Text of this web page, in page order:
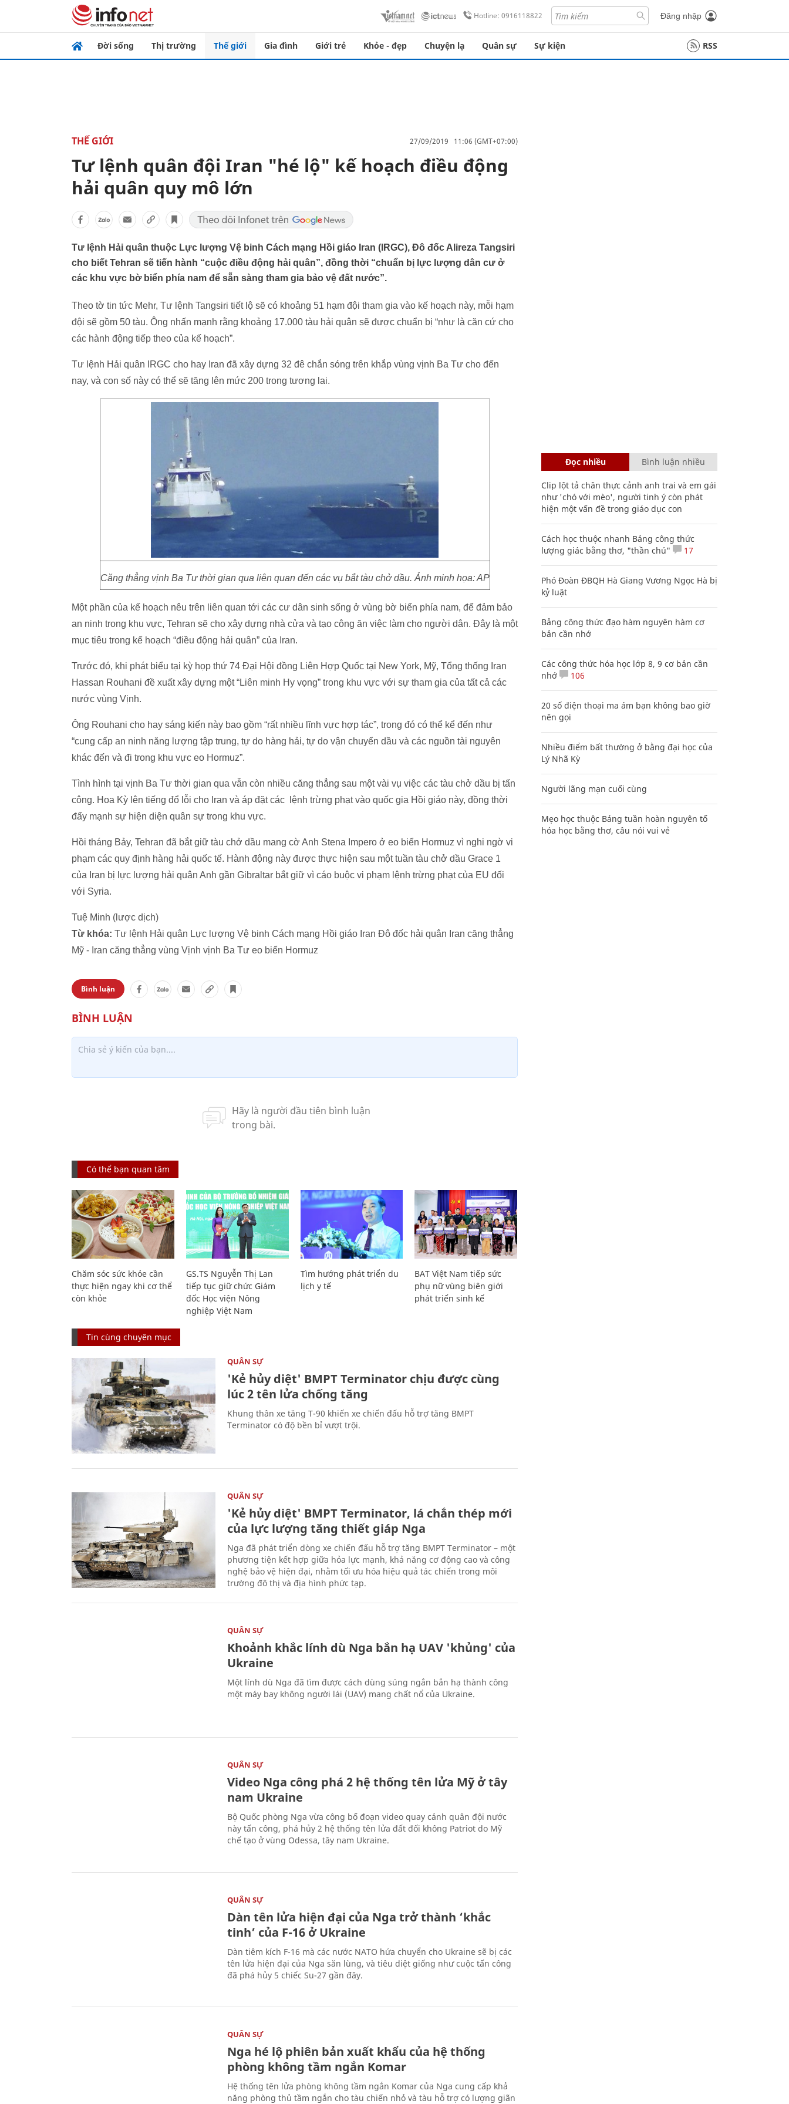
Hotline: 0916118822 Đăng nhập
Đời sống Thị trường Thế giới Gia đình Giới trẻ Khỏe - đẹp Chuyện lạ Quân sự Sự kiện RSS
THẾ GIỚI 27/09/2019 11:06 (GMT+07:00)
Tư lệnh quân đội Iran "hé lộ" kế hoạch điều động
hải quân quy mô lớn
Tư lệnh Hải quân thuộc Lực lượng Vệ binh Cách mạng Hồi giáo Iran (IRGC), Đô đốc Alireza Tangsiri
cho biết Tehran sẽ tiến hành “cuộc điều động hải quân”, đồng thời “chuẩn bị lực lượng dân cư ở
các khu vực bờ biển phía nam để sẵn sàng tham gia bảo vệ đất nước”.
Theo tờ tin tức Mehr, Tư lệnh Tangsiri tiết lộ sẽ có khoảng 51 hạm đội tham gia vào kế hoạch này, mỗi hạm
đội sẽ gồm 50 tàu. Ông nhấn mạnh rằng khoảng 17.000 tàu hải quân sẽ được chuẩn bị “như là căn cứ cho
các hành động tiếp theo của kế hoạch”.
Tư lệnh Hải quân IRGC cho hay Iran đã xây dựng 32 đê chắn sóng trên khắp vùng vịnh Ba Tư cho đến
nay, và con số này có thể sẽ tăng lên mức 200 trong tương lai.
Căng thẳng vịnh Ba Tư thời gian qua liên quan đến các vụ bắt tàu chở dầu. Ảnh minh họa: AP
Một phần của kế hoạch nêu trên liên quan tới các cư dân sinh sống ở vùng bờ biển phía nam, để đảm bảo
an ninh trong khu vực, Tehran sẽ cho xây dựng nhà cửa và tạo công ăn việc làm cho người dân. Đây là một
mục tiêu trong kế hoạch “điều động hải quân” của Iran.
Trước đó, khi phát biểu tại kỳ họp thứ 74 Đại Hội đồng Liên Hợp Quốc tại New York, Mỹ, Tổng thống Iran
Hassan Rouhani đề xuất xây dựng một “Liên minh Hy vọng” trong khu vực với sự tham gia của tất cả các
nước vùng Vịnh.
Ông Rouhani cho hay sáng kiến này bao gồm “rất nhiều lĩnh vực hợp tác”, trong đó có thể kể đến như
“cung cấp an ninh năng lượng tập trung, tự do hàng hải, tự do vận chuyển dầu và các nguồn tài nguyên
khác đến và đi trong khu vực eo Hormuz”.
Tình hình tại vịnh Ba Tư thời gian qua vẫn còn nhiều căng thẳng sau một vài vụ việc các tàu chở dầu bị tấn
công. Hoa Kỳ lên tiếng đổ lỗi cho Iran và áp đặt các lệnh trừng phạt vào quốc gia Hồi giáo này, đồng thời
đẩy mạnh sự hiện diện quân sự trong khu vực.
Hồi tháng Bảy, Tehran đã bắt giữ tàu chở dầu mang cờ Anh Stena Impero ở eo biển Hormuz vì nghi ngờ vi
phạm các quy định hàng hải quốc tế. Hành động này được thực hiện sau một tuần tàu chở dầu Grace 1
của Iran bị lực lượng hải quân Anh gần Gibraltar bắt giữ vì cáo buộc vi phạm lệnh trừng phạt của EU đối
với Syria.
Tuệ Minh (lược dịch)
Từ khóa: Tư lệnh Hải quân Lực lượng Vệ binh Cách mạng Hồi giáo Iran Đô đốc hải quân Iran căng thẳng
Mỹ - Iran căng thẳng vùng Vịnh vịnh Ba Tư eo biển Hormuz
Bình luận
Có thể bạn quan tâm
Chăm sóc sức khỏe cần
thực hiện ngay khi cơ thể
còn khỏe
GS.TS Nguyễn Thị Lan
tiếp tục giữ chức Giám
đốc Học viện Nông
nghiệp Việt Nam
Tìm hướng phát triển du
lịch y tế
BAT Việt Nam tiếp sức
phụ nữ vùng biên giới
phát triển sinh kế
Tin cùng chuyên mục
QUÂN SỰ
'Kẻ hủy diệt' BMPT Terminator chịu được cùng
lúc 2 tên lửa chống tăng
Khung thân xe tăng T-90 khiến xe chiến đấu hỗ trợ tăng BMPT
Terminator có độ bền bỉ vượt trội.
QUÂN SỰ
'Kẻ hủy diệt' BMPT Terminator, lá chắn thép mới
của lực lượng tăng thiết giáp Nga
Nga đã phát triển dòng xe chiến đấu hỗ trợ tăng BMPT Terminator – một
phương tiện kết hợp giữa hỏa lực mạnh, khả năng cơ động cao và công
nghệ bảo vệ hiện đại, nhằm tối ưu hóa hiệu quả tác chiến trong môi
trường đô thị và địa hình phức tạp.
QUÂN SỰ
Khoảnh khắc lính dù Nga bắn hạ UAV 'khủng' của
Ukraine
Một lính dù Nga đã tìm được cách dùng súng ngắn bắn hạ thành công
một máy bay không người lái (UAV) mang chất nổ của Ukraine.
QUÂN SỰ
Video Nga công phá 2 hệ thống tên lửa Mỹ ở tây
nam Ukraine
Bộ Quốc phòng Nga vừa công bố đoạn video quay cảnh quân đội nước
này tấn công, phá hủy 2 hệ thống tên lửa đất đối không Patriot do Mỹ
chế tạo ở vùng Odessa, tây nam Ukraine.
QUÂN SỰ
Dàn tên lửa hiện đại của Nga trở thành ‘khắc
tinh’ của F-16 ở Ukraine
Dàn tiêm kích F-16 mà các nước NATO hứa chuyển cho Ukraine sẽ bị các
tên lửa hiện đại của Nga săn lùng, và tiêu diệt giống như cuộc tấn công
đã phá hủy 5 chiếc Su-27 gần đây.
QUÂN SỰ
Nga hé lộ phiên bản xuất khẩu của hệ thống
phòng không tầm ngắn Komar
Hệ thống tên lửa phòng không tầm ngắn Komar của Nga cung cấp khả
năng phòng thủ tầm ngắn cho tàu chiến nhỏ và tàu hỗ trợ có lượng giãn
Đọc nhiều Bình luận nhiều
Clip lột tả chân thực cảnh anh trai và em gái
như 'chó với mèo', người tinh ý còn phát
hiện một vấn đề trong giáo dục con
Cách học thuộc nhanh Bảng công thức
lượng giác bằng thơ, "thần chú"
17
Phó Đoàn ĐBQH Hà Giang Vương Ngọc Hà bị
kỷ luật
Bảng công thức đạo hàm nguyên hàm cơ
bản cần nhớ
Các công thức hóa học lớp 8, 9 cơ bản cần
nhớ
106
20 số điện thoại ma ám bạn không bao giờ
nên gọi
Nhiều điểm bất thường ở bằng đại học của
Lý Nhã Kỳ
Người lãng mạn cuối cùng
Mẹo học thuộc Bảng tuần hoàn nguyên tố
hóa học bằng thơ, câu nói vui vẻ